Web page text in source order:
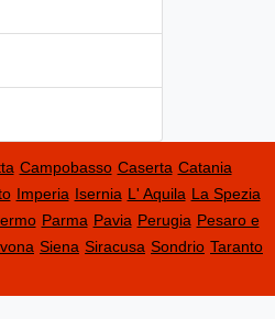
Campobasso Caserta Catania
Imperia Isernia L' Aquila La Spezia
Parma Pavia Perugia Pesaro e
Siena Siracusa Sondrio Taranto